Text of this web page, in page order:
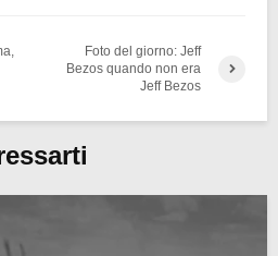
Foto del giorno: Jeff
Bezos quando non era
Jeff Bezos